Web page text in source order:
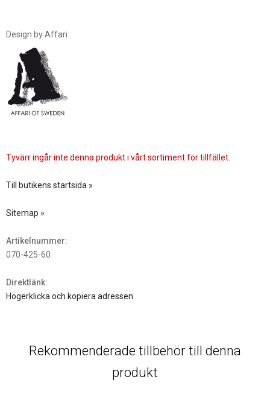
Design by Affari
Tyvärr ingår inte denna produkt i vårt sortiment för tillfället.
Till butikens startsida »
Sitemap »
Artikelnummer:
070-425-60
Direktlänk:
Högerklicka och kopiera adressen
Rekommenderade tillbehör till denna
produkt